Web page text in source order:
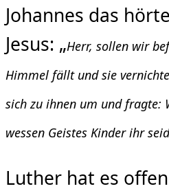
Johannes das
Jesus: „Herr, sollen wir
Himmel fällt und sie
sich zu ihnen um und fragte:
wessen Geistes Kinder ihr seid
Luther hat es